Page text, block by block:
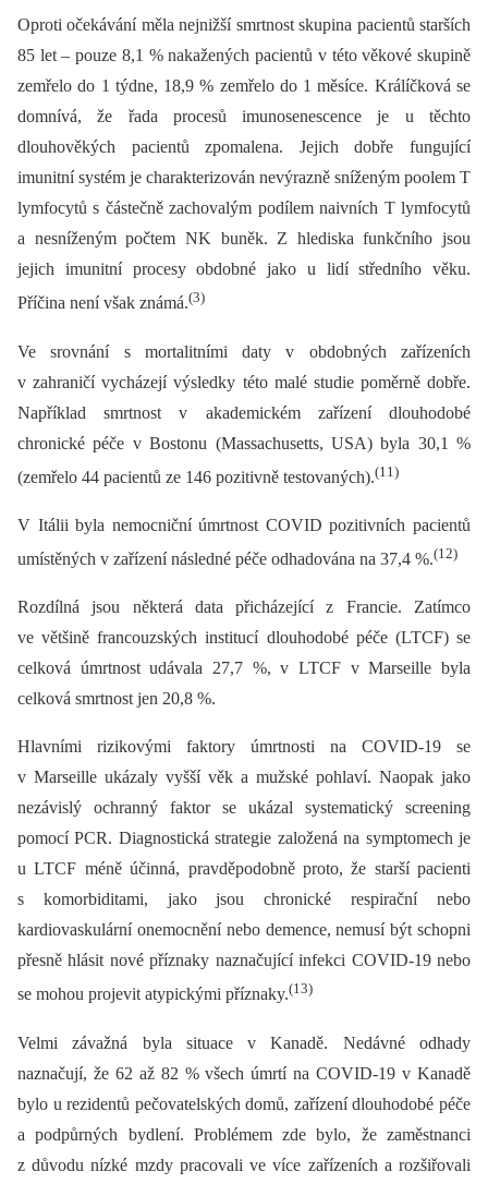
Oproti očekávání měla nejnižší smrtnost skupina pacientů starších
85 let –⁠ pouze 8,1 % nakažených pacientů v této věkové skupině
zemřelo do 1 týdne, 18,9 % zemřelo do 1 měsíce. Králíčková se
domnívá, že řada procesů imunosenescence je u těchto
dlouhověkých pacientů zpomalena. Jejich dobře fungující
imunitní systém je charakterizován nevýrazně sníženým poolem T
lymfocytů s částečně zachovalým podílem naivních T lymfocytů
a nesníženým počtem NK buněk. Z hlediska funkčního jsou
jejich imunitní procesy obdobné jako u lidí středního věku.
Příčina není však známá.(3)
Ve srovnání s mortalitními daty v obdobných zařízeních
v zahraničí vycházejí výsledky této malé studie poměrně dobře.
Například smrtnost v akademickém zařízení dlouhodobé
chronické péče v Bostonu (Massachusetts, USA) byla 30,1 %
(zemřelo 44 pacientů ze 146 pozitivně testovaných).(11)
V Itálii byla nemocniční úmrtnost COVID pozitivních pacientů
umístěných v zařízení následné péče odhadována na 37,4 %.(12)
Rozdílná jsou některá data přicházející z Francie. Zatímco
ve většině francouzských institucí dlouhodobé péče (LTCF) se
celková úmrtnost udávala 27,7 %, v LTCF v Marseille byla
celková smrtnost jen 20,8 %.
Hlavními rizikovými faktory úmrtnosti na COVID-19 se
v Marseille ukázaly vyšší věk a mužské pohlaví. Naopak jako
nezávislý ochranný faktor se ukázal systematický screening
pomocí PCR. Diagnostická strategie založená na symptomech je
u LTCF méně účinná, pravděpodobně proto, že starší pacienti
s komorbiditami, jako jsou chronické respirační nebo
kardiovaskulární onemocnění nebo demence, nemusí být schopni
přesně hlásit nové příznaky naznačující infekci COVID-19 nebo
se mohou projevit atypickými příznaky.(13)
Velmi závažná byla situace v Kanadě. Nedávné odhady
naznačují, že 62 až 82 % všech úmrtí na COVID-19 v Kanadě
bylo u rezidentů pečovatelských domů, zařízení dlouhodobé péče
a podpůrných bydlení. Problémem zde bylo, že zaměstnanci
z důvodu nízké mzdy pracovali ve více zařízeních a rozšiřovali